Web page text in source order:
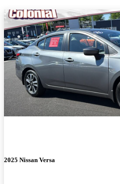
2025 Nissan Versa